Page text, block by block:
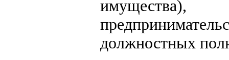
имущества),
должностных